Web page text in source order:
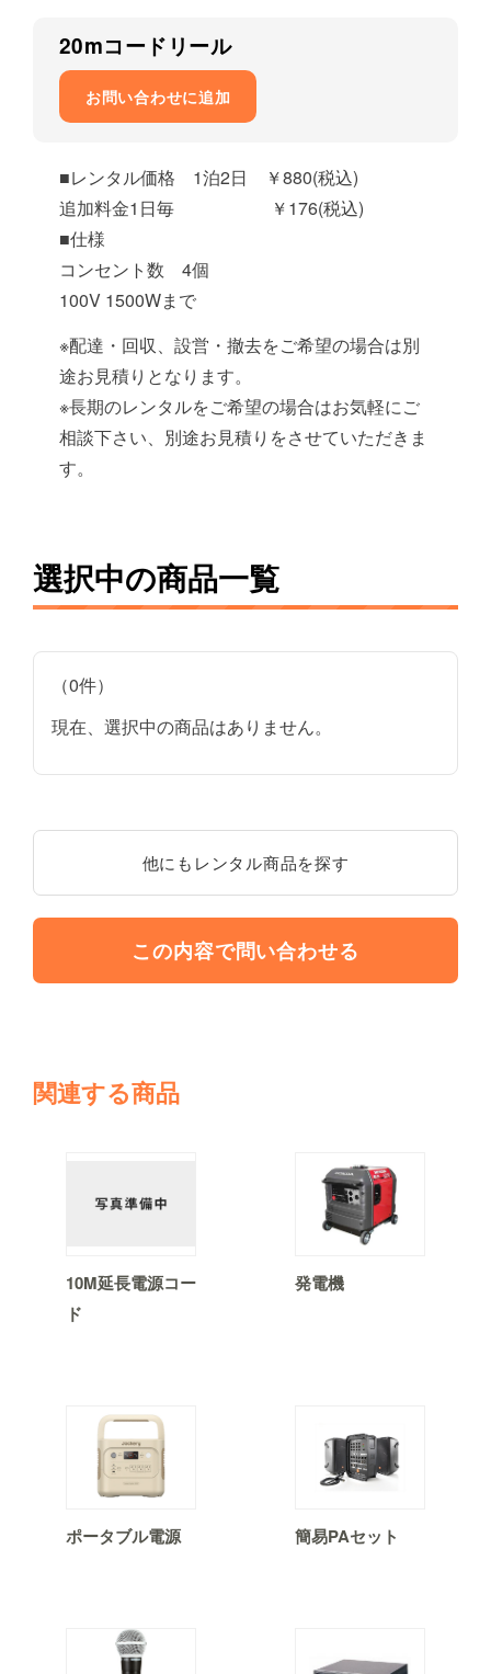
20mコードリール
お問い合わせに追加
■レンタル価格 1泊2日 ￥880(税込)
追加料金1日毎 ￥176(税込)
■仕様
コンセント数 4個
100V 1500Wまで
※配達・回収、設営・撤去をご希望の場合は別
途お見積りとなります。
※長期のレンタルをご希望の場合はお気軽にご
相談下さい、別途お見積りをさせていただきま
す。
選択中の商品一覧
（0件）
現在、選択中の商品はありません。
他にもレンタル商品を探す
この内容で問い合わせる
関連する商品
10M延長電源コー
ド
発電機
ポータブル電源 簡易PAセット